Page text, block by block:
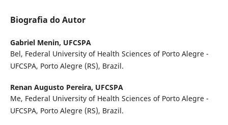
Biografia do Autor
Gabriel Menin, UFCSPA
Bel, Federal University of Health Sciences of Porto Alegre -
UFCSPA, Porto Alegre (RS), Brazil.
Renan Augusto Pereira, UFCSPA
Me, Federal University of Health Sciences of Porto Alegre -
UFCSPA, Porto Alegre (RS), Brazil.